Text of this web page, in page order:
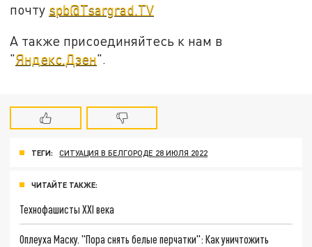
почту spb@Tsargrad.TV
А также присоединяйтесь к нам в
"Яндекс.Дзен".
ТЕГИ: СИТУАЦИЯ В БЕЛГОРОДЕ 28 ИЮЛЯ 2022
ЧИТАЙТЕ ТАКЖЕ:
Технофашисты XXI века
Оплеуха Маску. "Пора снять белые перчатки": Как уничтожить